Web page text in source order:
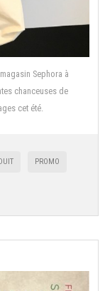
Sephora à
chanceuses de
cet été.
PROMO